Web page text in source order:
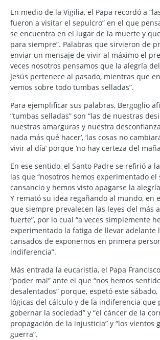
En medio de la Vigilia, el Papa recordó a
fueron a visitar el sepulcro” en el que
se encuentra en el lugar de la muerte y
para siempre”. Palabras que sirvieron de
enviar un mensaje de vivir al máximo el
veces nosotros pensamos que la alegría
Jesús pertenece al pasado, mientras que
vemos sobre todo tumbas selladas”.
Para ejemplificar sus palabras, Bergoglio
“tumbas selladas” son “las de nuestras
nuestras amarguras y nuestra
nada más qué hacer’, ‘las cosas no
vivir al día’ porque ‘no hay certeza del
En ese sentido, el Santo Padre se refirió a
las que “nosotros hemos experimentado
cansancio y hemos visto apagarse la
Y remató su idea regañando al mundo, en
que siempre prevalecen las leyes del más
fuerte”, por lo cual “a veces simplemente
experimentado la fatiga de llevar adelante
cansados de exponernos en primera
indiferencia”.
Más entrada la eucaristía, el Papa
“poder mal” ante el que “nos hemos
desalentados” porque, espetó este sábado,
lógicas del cálculo y de la indiferencia que
gobernar la sociedad” y “el cáncer de la
propagación de la injusticia” y “los vientos
guerra”.